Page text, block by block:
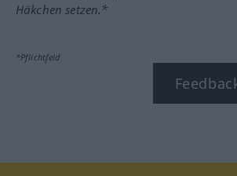
Häkchen setzen.*
*Pflichtfeld